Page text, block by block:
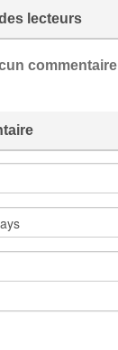
lecteurs
commentaire